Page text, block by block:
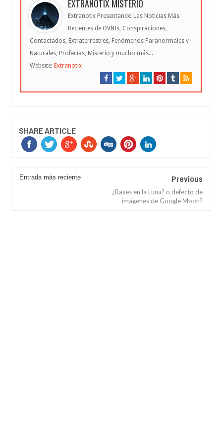
EXTRANOTIX MISTERIO
Extranotix Presentando Las Noticias Más
Recientes de OVNIs, Conspiraciones,
Contactados, Extraterrestres, Fenómenos Paranormales y
Naturales, Profecías, Misterio y mucho más...
Website: Extranotix
SHARE ARTICLE
Entrada más reciente Previous
¿Bases en la Luna? o defecto de
imágenes de Google Moon?